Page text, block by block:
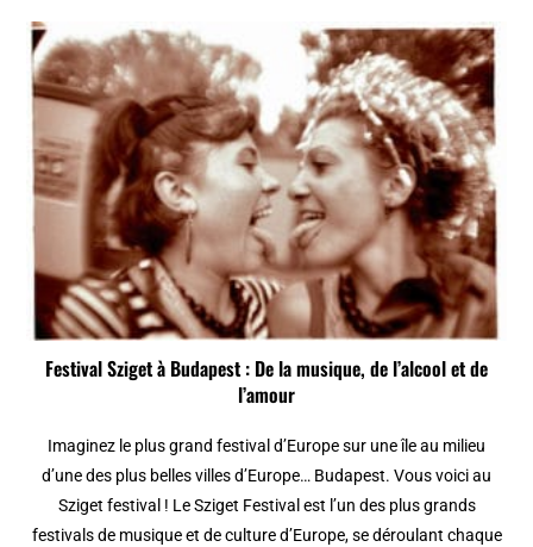
Festival Sziget à Budapest : De la musique, de l’alcool et de
l’amour
Imaginez le plus grand festival d’Europe sur une île au milieu
d’une des plus belles villes d’Europe… Budapest. Vous voici au
Sziget festival ! Le Sziget Festival est l’un des plus grands
festivals de musique et de culture d’Europe, se déroulant chaque